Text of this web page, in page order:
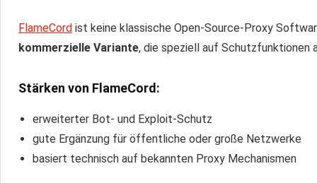
FlameCord ist keine klassische Open-Source-Proxy
kommerzielle Variante, die speziell auf Schutzfunktionen
Stärken von FlameCord:
erweiterter Bot- und Exploit-Schutz
gute Ergänzung für öffentliche oder große Netzwerke
basiert technisch auf bekannten Proxy Mechanismen